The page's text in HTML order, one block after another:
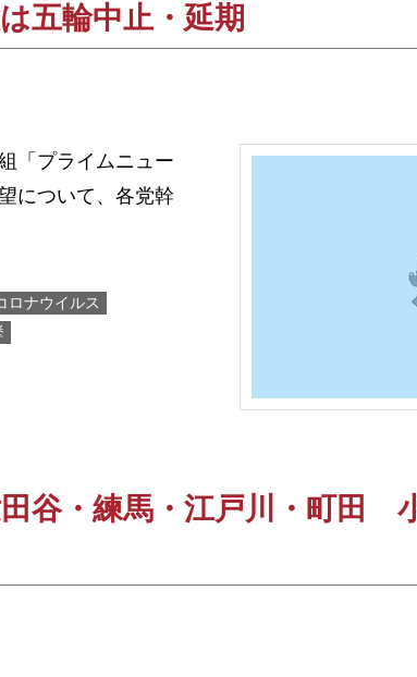
五輪中止・延期
「プライムニュー
について、各党幹
ロナウイルス
谷・練馬・江戸川・町田